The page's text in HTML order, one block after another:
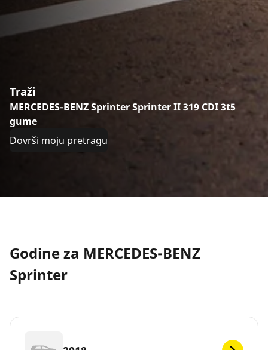
Traži
MERCEDES-BENZ Sprinter Sprinter II 319 CDI 3t5
gume
Dovrši moju pretragu
Godine za MERCEDES-BENZ
Sprinter